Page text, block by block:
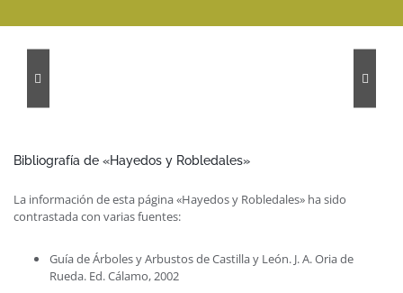
de
Montaña
de
Llanura
y
Robledales
Bibliografía de «Hayedos y Robledales»
La información de esta página «Hayedos y Robledales» ha sido
contrastada con varias fuentes:
Guía de Árboles y Arbustos de Castilla y León. J. A. Oria de
Rueda. Ed. Cálamo, 2002